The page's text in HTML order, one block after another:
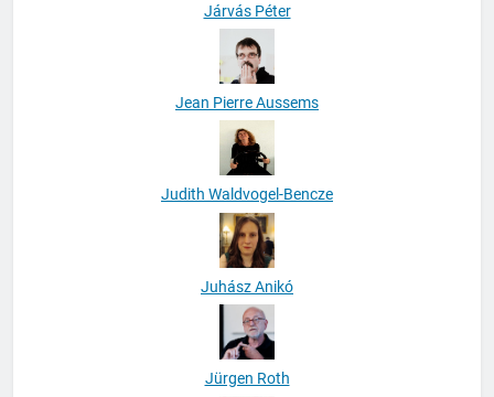
Járvás Péter
Jean Pierre Aussems
Judith Waldvogel-Bencze
Juhász Anikó
Jürgen Roth